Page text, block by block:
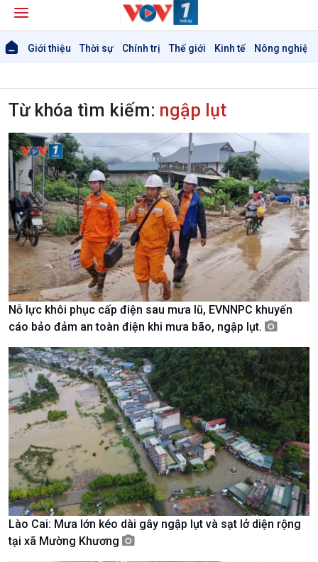
Giới thiệu Thời sự Chính trị Thế giới Kinh tế Nông nghiệp
Giới thiệu
Thời sự
Thời sự 6h
Thời sự 12h
Thời sự 18h
Thời sự 21h30
Bản tin
Chuyên mục
Theo dòng Thời sự
Từ khóa tìm kiếm: ngập lụt
Nỗ lực khôi phục cấp điện sau mưa lũ, EVNNPC khuyến
cáo bảo đảm an toàn điện khi mưa bão, ngập lụt.
Lào Cai: Mưa lớn kéo dài gây ngập lụt và sạt lở diện rộng
tại xã Mường Khương